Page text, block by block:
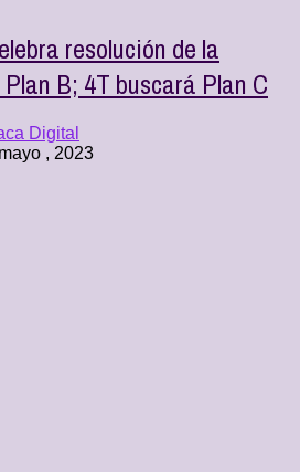
resolución de la
B; 4T buscará Plan C
Digital
, 2023